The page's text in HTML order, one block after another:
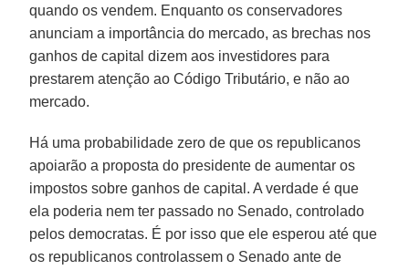
quando os vendem. Enquanto os conservadores
anunciam a importância do mercado, as brechas nos
ganhos de capital dizem aos investidores para
prestarem atenção ao Código Tributário, e não ao
mercado.
Há uma probabilidade zero de que os republicanos
apoiarão a proposta do presidente de aumentar os
impostos sobre ganhos de capital. A verdade é que
ela poderia nem ter passado no Senado, controlado
pelos democratas. É por isso que ele esperou até que
os republicanos controlassem o Senado ante de